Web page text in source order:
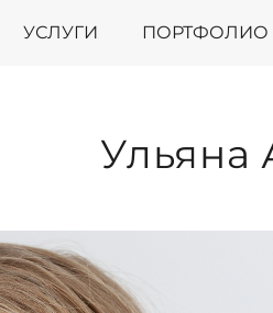
УСЛУГИ ПОРТФОЛИО
Ульяна